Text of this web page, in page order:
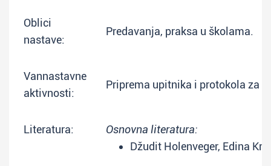
Oblici
nastave:
Predavanja, praksa u školama.
Vannastavne
aktivnosti:
Priprema upitnika i protokola za
Literatura:
Osnovna literatura:
Džudit Holenveger, Edina